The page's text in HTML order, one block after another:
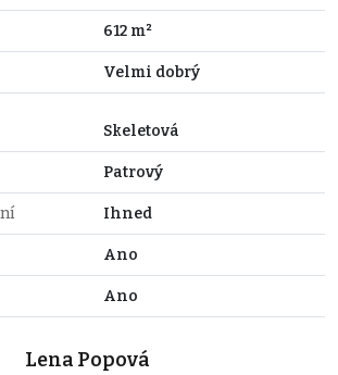
612 m²
Velmi dobrý
Skeletová
Patrový
Ihned
Ano
Ano
Lena Popová